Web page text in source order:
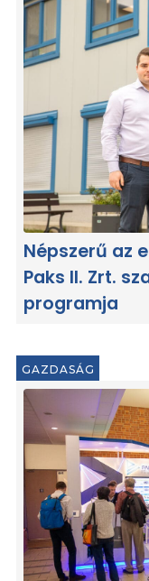
Népszerű az
Paks II. Zrt.
programja
GAZDASÁG